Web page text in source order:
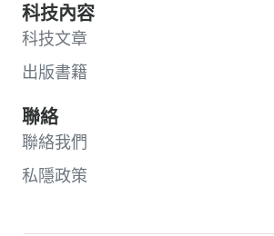
科技內容
科技文章
出版書籍
聯絡
聯絡我們
私隱政策